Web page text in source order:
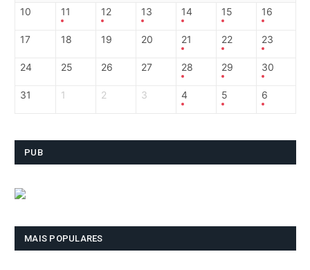
10 11 12 13 14 15 16
17 18 19 20 21 22 23
24 25 26 27 28 29 30
31 1 2 3 4 5 6
PUB
MAIS POPULARES